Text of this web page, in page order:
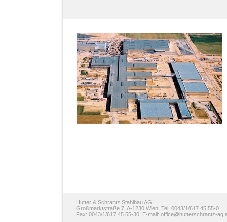
Hutter & Schrantz Stahlbau AG
Großmarktstraße 7, A-1230 Wien, Tel: 0043/1/617 45 55-0
Fax: 0043/1/617 45 55-30, E-mail: office@hutterschrantz-